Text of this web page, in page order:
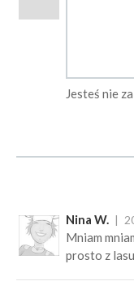
Jesteś nie
Nina W.
Mniam
prosto z